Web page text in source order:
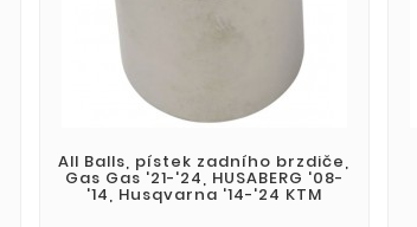
All Balls, pístek zadního brzdiče,
Gas Gas '21-'24, HUSABERG '08-
'14, Husqvarna '14-'24 KTM